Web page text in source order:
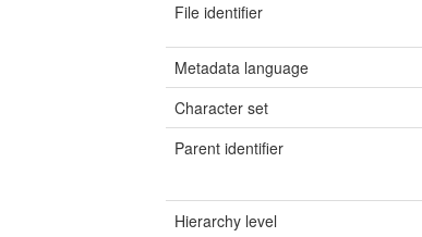
File identifier
Metadata language
Character set
Parent identifier
Hierarchy level